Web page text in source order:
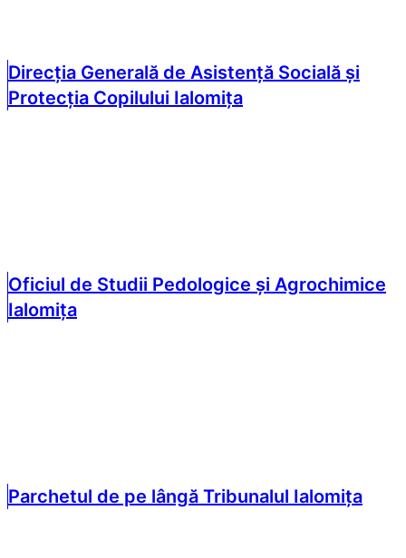
Direcția Generală de Asistență Socială și
Protecția Copilului Ialomița
Oficiul de Studii Pedologice și Agrochimice
Ialomița
Parchetul de pe lângă Tribunalul Ialomița